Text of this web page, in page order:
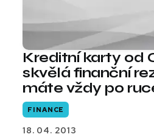
Kreditní karty od
skvělá finanční
máte vždy po
FINANCE
18. 04. 2013